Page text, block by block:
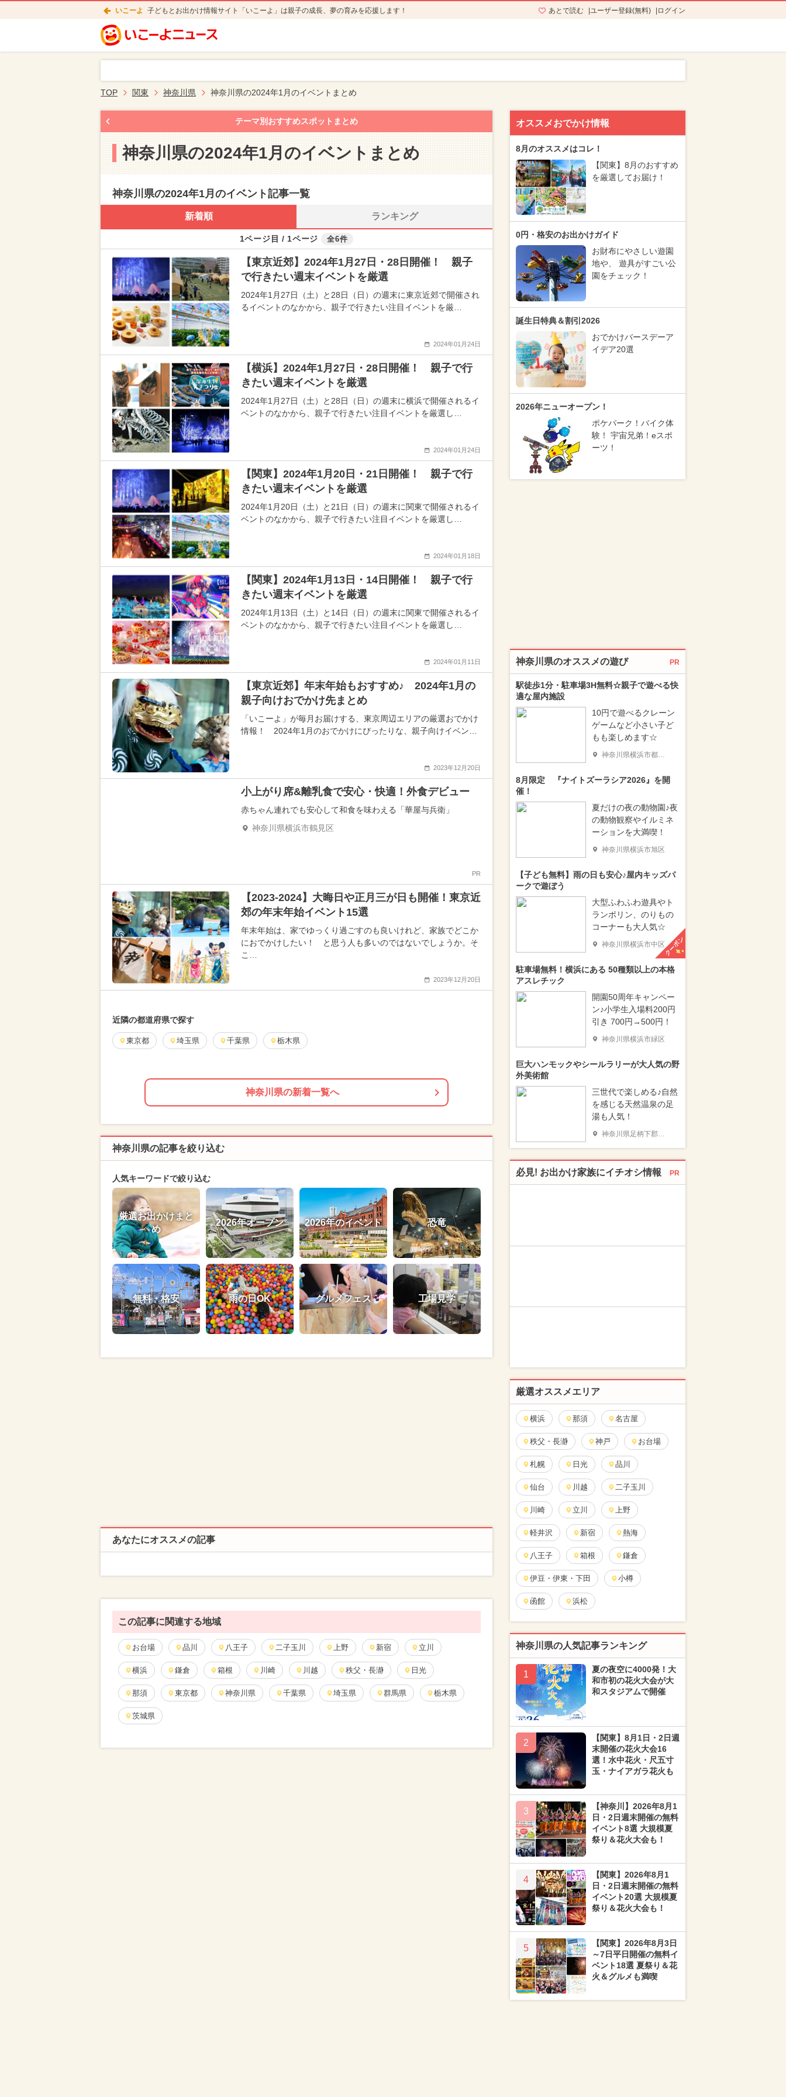
いこーよ 子どもとお出かけ情報サイト「いこーよ」は親子の成長、夢の育みを応援します！ あとで読む ユーザー登録(無料) ログイン
TOP 関東 神奈川県 神奈川県の2024年1月のイベントまとめ
テーマ別おすすめスポットまとめ
神奈川県の2024年1月のイベントまとめ
神奈川県の2024年1月のイベント記事一覧
新着順 ランキング
1ページ目 / 1ページ 全6件
【東京近郊】2024年1月27日・28日開催！ 親子
で行きたい週末イベントを厳選
2024年1月27日（土）と28日（日）の週末に東京近郊で開催され
るイベントのなかから、親子で行きたい注目イベントを厳…
2024年01月24日
【横浜】2024年1月27日・28日開催！ 親子で行
きたい週末イベントを厳選
2024年1月27日（土）と28日（日）の週末に横浜で開催されるイ
ベントのなかから、親子で行きたい注目イベントを厳選し…
2024年01月24日
【関東】2024年1月20日・21日開催！ 親子で行
きたい週末イベントを厳選
2024年1月20日（土）と21日（日）の週末に関東で開催されるイ
ベントのなかから、親子で行きたい注目イベントを厳選し…
2024年01月18日
【関東】2024年1月13日・14日開催！ 親子で行
きたい週末イベントを厳選
2024年1月13日（土）と14日（日）の週末に関東で開催されるイ
ベントのなかから、親子で行きたい注目イベントを厳選し…
2024年01月11日
【東京近郊】年末年始もおすすめ♪ 2024年1月の
親子向けおでかけ先まとめ
「いこーよ」が毎月お届けする、東京周辺エリアの厳選おでかけ
情報！ 2024年1月のおでかけにぴったりな、親子向けイベン…
2023年12月20日
小上がり席&離乳食で安心・快適！外食デビュー
赤ちゃん連れでも安心して和食を味わえる「華屋与兵衛」
神奈川県横浜市鶴見区
PR
【2023-2024】大晦日や正月三が日も開催！東京近
郊の年末年始イベント15選
年末年始は、家でゆっくり過ごすのも良いけれど、家族でどこか
におでかけしたい！ と思う人も多いのではないでしょうか。そ
こ…
2023年12月20日
近隣の都道府県で探す
東京都 埼玉県 千葉県 栃木県
神奈川県の新着一覧へ
神奈川県の記事を絞り込む
人気キーワードで絞り込む
厳選お出かけまと
め
2026年オープン 2026年のイベント 恐竜
無料・格安 雨の日OK グルメフェス 工場見学
あなたにオススメの記事
この記事に関連する地域
お台場 品川 八王子 二子玉川 上野 新宿 立川
横浜 鎌倉 箱根 川崎 川越 秩父・長瀞 日光
那須 東京都 神奈川県 千葉県 埼玉県 群馬県 栃木県
茨城県
オススメおでかけ情報
8月のオススメはコレ！
【関東】8月のおすすめ
を厳選してお届け！
0円・格安のお出かけガイド
お財布にやさしい遊園
地や、 遊具がすごい公
園をチェック！
誕生日特典＆割引2026
おでかけバースデーア
イデア20選
2026年ニューオープン！
ポケパーク！バイク体
験！ 宇宙兄弟！eスポ
ーツ！
神奈川県のオススメの遊び PR
駅徒歩1分・駐車場3H無料☆親子で遊べる快
適な屋内施設
10円で遊べるクレーン
ゲームなど小さい子ど
もも楽しめます☆
神奈川県横浜市都筑区
8月限定 『ナイトズーラシア2026』を開
催！
夏だけの夜の動物園♪夜
の動物観察やイルミネ
ーションを大満喫！
神奈川県横浜市旭区
【子ども無料】雨の日も安心♪屋内キッズパ
ークで遊ぼう
大型ふわふわ遊具やト
ランポリン、のりもの
コーナーも大人気☆
神奈川県横浜市中区クーポン
駐車場無料！横浜にある 50種類以上の本格
アスレチック
開園50周年キャンペー
ン♪小学生入場料200円
引き 700円→500円！
神奈川県横浜市緑区
巨大ハンモックやシールラリーが大人気の野
外美術館
三世代で楽しめる♪自然
を感じる天然温泉の足
湯も人気！
神奈川県足柄下郡箱根町
必見! お出かけ家族にイチオシ情報 PR
厳選オススメエリア
横浜 那須 名古屋
秩父・長瀞 神戸 お台場
札幌 日光 品川
仙台 川越 二子玉川
川崎 立川 上野
軽井沢 新宿 熱海
八王子 箱根 鎌倉
伊豆・伊東・下田 小樽
函館 浜松
神奈川県の人気記事ランキング
1
夏の夜空に4000発！大
和市初の花火大会が大
和スタジアムで開催
2
【関東】8月1日・2日週
末開催の花火大会16
選！水中花火・尺五寸
玉・ナイアガラ花火も
3
【神奈川】2026年8月1
日・2日週末開催の無料
イベント8選 大規模夏
祭り＆花火大会も！
4
【関東】2026年8月1
日・2日週末開催の無料
イベント20選 大規模夏
祭り＆花火大会も！
5
【関東】2026年8月3日
～7日平日開催の無料イ
ベント18選 夏祭り＆花
火＆グルメも満喫